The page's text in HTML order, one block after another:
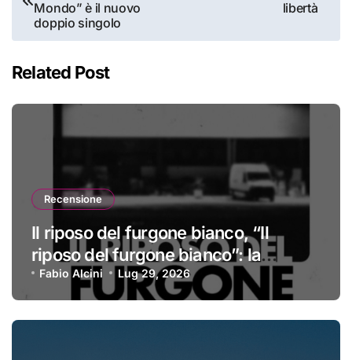
Mondo” è il nuovo
doppio singolo
libertà
Related Post
Recensione
Il riposo del furgone bianco, “Il
riposo del furgone bianco”: la
recensione
Fabio Alcini Lug 29, 2026